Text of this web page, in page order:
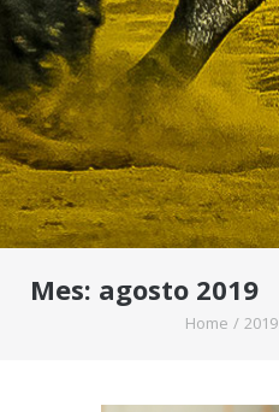
Mes: agosto 2019
Home / 2019